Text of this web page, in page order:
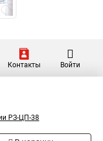
Контакты Войти
РЗ-ЦП-38